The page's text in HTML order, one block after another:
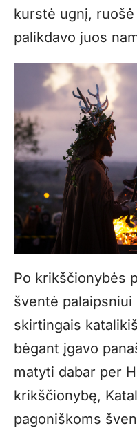
kurstė ugnį,
palikdavo juos
Po krikščionybės
šventė
skirtingais
bėgant įgavo
matyti dabar per
krikščionybę,
pagoniškoms